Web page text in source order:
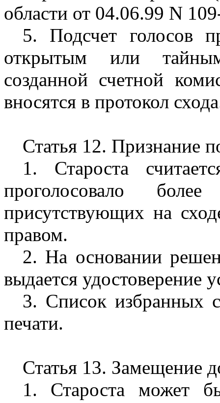
области от 04.06.99 N
5. Подсчет голосов
открытым или
созданной счетной
вносятся в протокол
Статья 12. Признание
1. Староста
проголосовало
присутствующих на
правом.
2. На основании
выдается удостоверение
3. Список избранных
печати.
Статья 13. Замещение
1. Староста может